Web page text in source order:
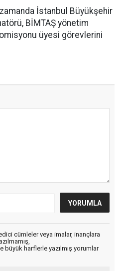
zamanda İstanbul Büyükşehir
BİMTAŞ yönetim
üyesi görevlerini
cümleler veya imalar, inançlara
büyük harflerle yazılmış yorumlar